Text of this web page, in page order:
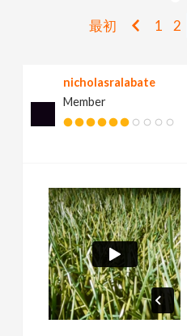
最初 1 2
nicholasralabate
Member